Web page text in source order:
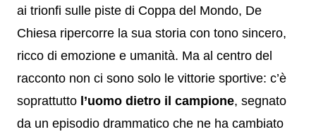
ai trionfi sulle piste di Coppa del Mondo, De
Chiesa ripercorre la sua storia con tono sincero,
ricco di emozione e umanità. Ma al centro del
racconto non ci sono solo le vittorie sportive: c’è
soprattutto l’uomo dietro il campione, segnato
da un episodio drammatico che ne ha cambiato